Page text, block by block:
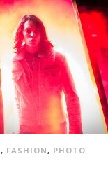
, FASHION, PHOTO